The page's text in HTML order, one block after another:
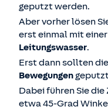
geputzt werden.
Aber vorher lösen
erst einmal mit einer
Leitungswasser.
Erst dann sollten
Bewegungen
Dabei führen Sie
etwa 45-Grad